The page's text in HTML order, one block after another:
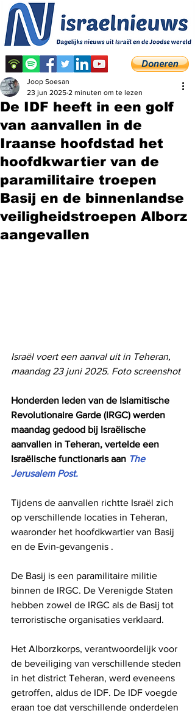
De IDF heeft in een golf
van aanvallen in de
Iraanse hoofdstad het
hoofdkwartier van de
paramilitaire troepen
Basij en de binnenlandse
veiligheidstroepen Alborz
aangevallen
Joop Soesan
23 jun 2025 2 minuten om te lezen
Israël voert een aanval uit in Teheran,
maandag 23 juni 2025. Foto screenshot
Honderden leden van de Islamitische
Revolutionaire Garde (IRGC) werden
maandag gedood bij Israëlische
aanvallen in Teheran, vertelde een
Israëlische functionaris aan The
Jerusalem Post.
Tijdens de aanvallen richtte Israël zich
op verschillende locaties in Teheran,
waaronder het hoofdkwartier van Basij
en de Evin-gevangenis .
De Basij is een paramilitaire militie
binnen de IRGC. De Verenigde Staten
hebben zowel de IRGC als de Basij tot
terroristische organisaties verklaard.
Het Alborzkorps, verantwoordelijk voor
de beveiliging van verschillende steden
in het district Teheran, werd eveneens
getroffen, aldus de IDF. De IDF voegde
eraan toe dat verschillende onderdelen